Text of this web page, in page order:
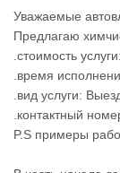
Уважаемые
Предлагаю
.стоимость
.время
.вид услуги:
.контактный
P.S примеры